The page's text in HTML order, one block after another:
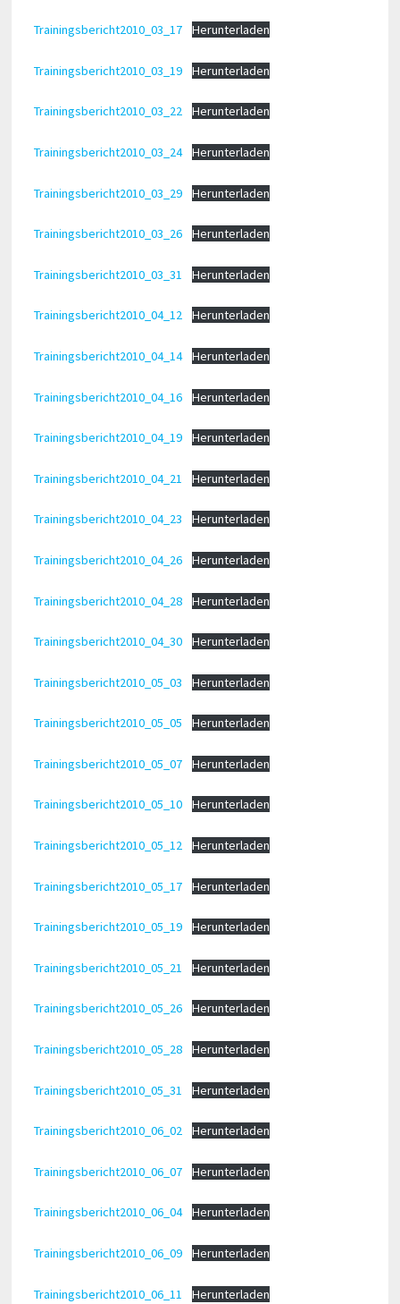
Trainingsbericht2010_03_17 Herunterladen
Trainingsbericht2010_03_19 Herunterladen
Trainingsbericht2010_03_22 Herunterladen
Trainingsbericht2010_03_24 Herunterladen
Trainingsbericht2010_03_29 Herunterladen
Trainingsbericht2010_03_26 Herunterladen
Trainingsbericht2010_03_31 Herunterladen
Trainingsbericht2010_04_12 Herunterladen
Trainingsbericht2010_04_14 Herunterladen
Trainingsbericht2010_04_16 Herunterladen
Trainingsbericht2010_04_19 Herunterladen
Trainingsbericht2010_04_21 Herunterladen
Trainingsbericht2010_04_23 Herunterladen
Trainingsbericht2010_04_26 Herunterladen
Trainingsbericht2010_04_28 Herunterladen
Trainingsbericht2010_04_30 Herunterladen
Trainingsbericht2010_05_03 Herunterladen
Trainingsbericht2010_05_05 Herunterladen
Trainingsbericht2010_05_07 Herunterladen
Trainingsbericht2010_05_10 Herunterladen
Trainingsbericht2010_05_12 Herunterladen
Trainingsbericht2010_05_17 Herunterladen
Trainingsbericht2010_05_19 Herunterladen
Trainingsbericht2010_05_21 Herunterladen
Trainingsbericht2010_05_26 Herunterladen
Trainingsbericht2010_05_28 Herunterladen
Trainingsbericht2010_05_31 Herunterladen
Trainingsbericht2010_06_02 Herunterladen
Trainingsbericht2010_06_07 Herunterladen
Trainingsbericht2010_06_04 Herunterladen
Trainingsbericht2010_06_09 Herunterladen
Trainingsbericht2010_06_11 Herunterladen